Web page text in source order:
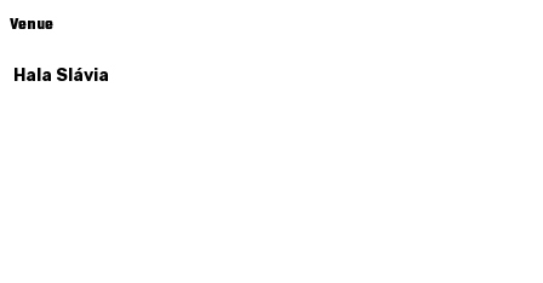
Venue
Hala Slávia